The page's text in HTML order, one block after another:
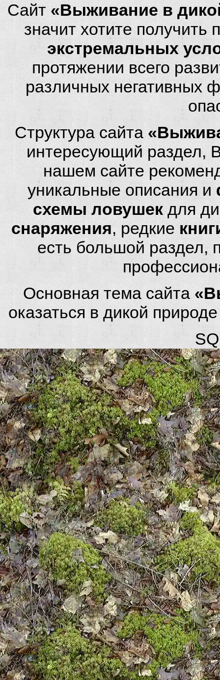
Сайт «Выживание в
значит хотите
экстремальных
протяжении всего
различных негативных
Структура сайта
интересующий раздел,
нашем сайте
уникальные описания и
схемы ловушек для
снаряжения, редкие
есть большой
Основная тема сайта
оказаться в дикой